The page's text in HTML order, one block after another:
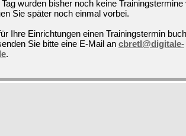
wurden bisher noch keine Trainingstermine
Sie später noch einmal vorbei.
Ihre Einrichtungen einen Trainingstermin
Sie bitte eine E-Mail an cbretl@digitale-
.